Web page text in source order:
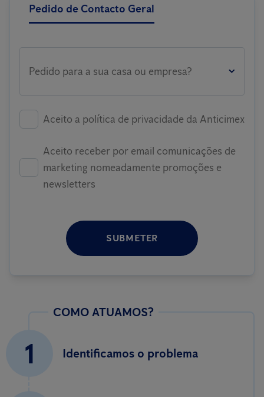
Pedido de Contacto Geral
Pedido para a sua casa ou empresa?
Aceito a política de privacidade da Anticimex
Aceito receber por email comunicações de
marketing nomeadamente promoções e
newsletters
SUBMETER
COMO ATUAMOS?
1 Identificamos o problema